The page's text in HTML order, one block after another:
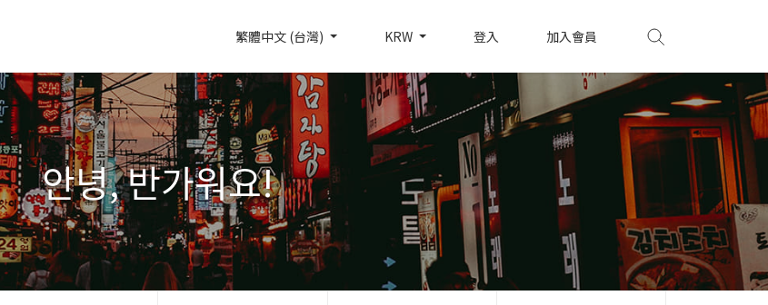
繁體中文 (台灣) KRW 登入 加入會員
안녕, 반가워요!